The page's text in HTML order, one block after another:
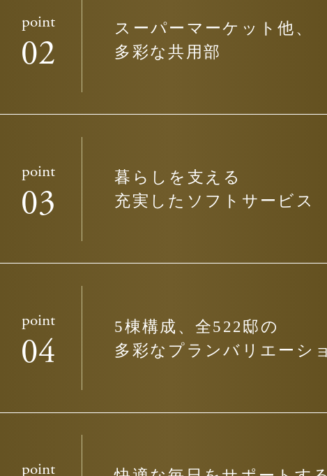
point
02
スーパーマーケット他、
多彩な共用部
point
03
暮らしを支える
充実したソフトサービス
point
04
5棟構成、全522邸の
多彩なプランバリエーシ
point